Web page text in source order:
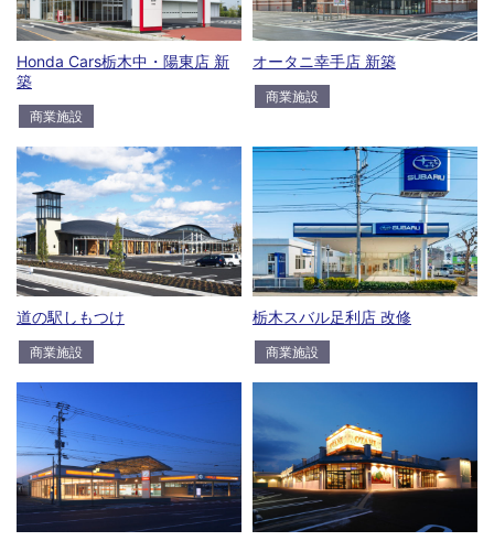
Honda Cars栃木中・陽東店 新
築
商業施設
オータニ幸手店 新築
商業施設
道の駅しもつけ
商業施設
栃木スバル足利店 改修
商業施設